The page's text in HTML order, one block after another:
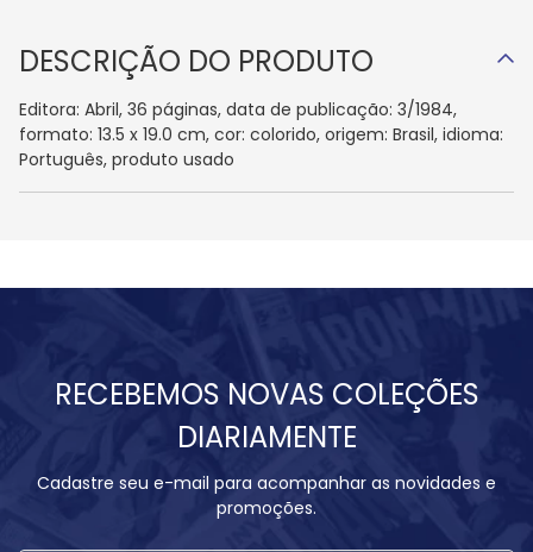
DESCRIÇÃO DO PRODUTO
Editora: Abril, 36 páginas, data de publicação: 3/1984,
formato: 13.5 x 19.0 cm, cor: colorido, origem: Brasil, idioma:
Português, produto usado
RECEBEMOS NOVAS COLEÇÕES
DIARIAMENTE
Cadastre seu e-mail para acompanhar as novidades e
promoções.